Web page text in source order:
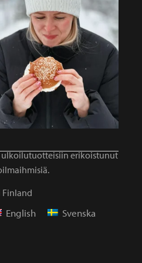
ulkoilutuotteisiin erikoistunut
Finland
English Svenska